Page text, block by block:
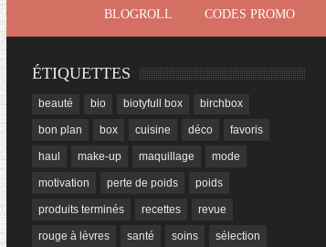
BLOGROLL CODES PROMO
ÉTIQUETTES
beauté bio biotyfull box birchbox
bon plan box cuisine déco favoris
haul make-up maquillage mode
motivation perte de poids poids
produits terminés recettes revue
rouge à lèvres santé soins sélection